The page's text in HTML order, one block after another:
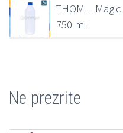
THOMIL
750 ml
Ne prezrite